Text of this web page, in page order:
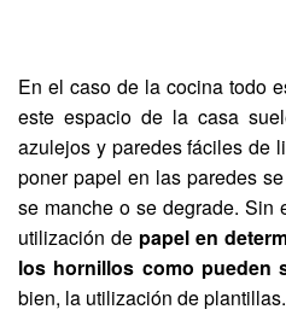
En el caso de la cocina todo
este espacio de la casa
azulejos y paredes fáciles de
poner papel en las paredes
se manche o se degrade. Sin
utilización de papel en
los hornillos como pueden
bien, la utilización de plantillas.